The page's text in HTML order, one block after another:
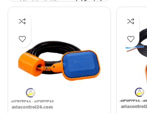
طول کابل
کابل 2 متری, کابل
5 متری, کابل
10متری, کابل نیم